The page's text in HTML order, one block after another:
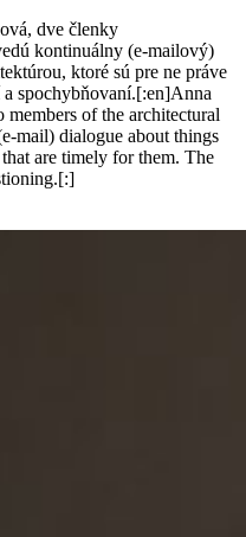
dve členky
kontinuálny (e-mailový)
ktoré sú pre ne práve
spochybňovaní.[:en]Anna
of the architectural
mail) dialogue about things
are timely for them. The